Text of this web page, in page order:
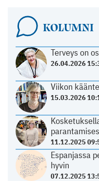
KOLUMNI
Terveys on
26.04.2026
Viikon
15.03.2026
11.12.2025
Espanjassa
hyvin
07.12.2025